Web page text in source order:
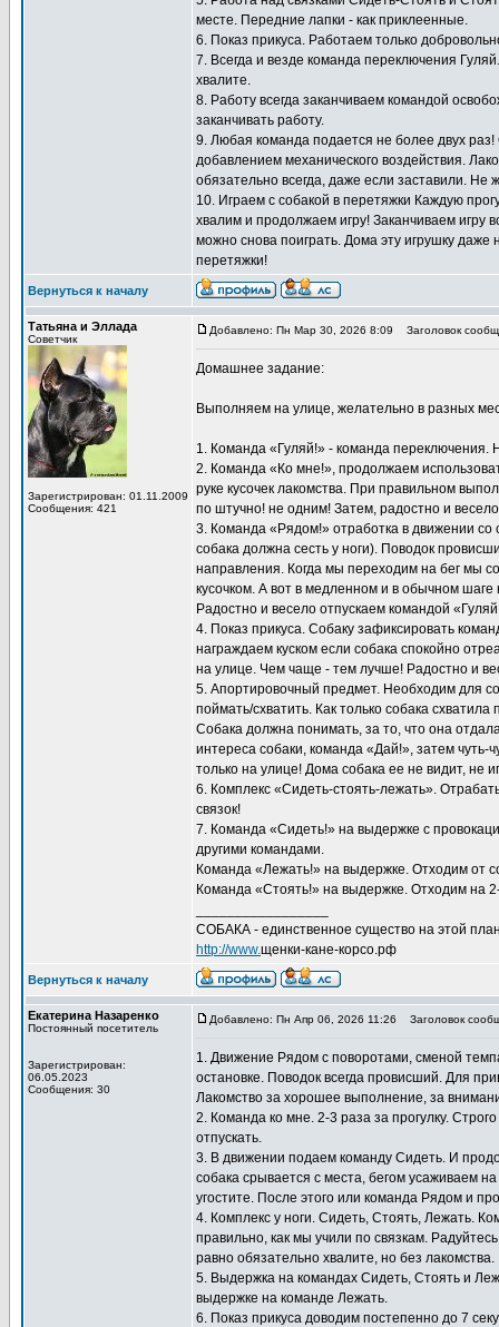
месте. Передние лапки - как приклеенные.
6. Показ прикуса. Работаем только
7. Всегда и везде команда переключения
хвалите.
8. Работу всегда заканчиваем командой
заканчивать работу.
9. Любая команда подается не более двух
добавлением механического воздействия.
обязательно всегда, даже если заставили. Не
10. Играем с собакой в перетяжки Каждую
хвалим и продолжаем игру! Заканчиваем игру
можно снова поиграть. Дома эту игрушку даже
перетяжки!
Вернуться к началу
Татьяна и Эллада
Советчик
Зарегистрирован: 01.11.2009
Сообщения: 421
Добавлено: Пн Мар 30, 2026 8:09 Заголовок
Домашнее задание:
Выполняем на улице, желательно в разных
1. Команда «Гуляй!» - команда
2. Команда «Ко мне!», продолжаем
руке кусочек лакомства. При правильном
по штучно! не одним! Затем, радостно и
3. Команда «Рядом!» отработка в движении
собака должна сесть у ноги). Поводок
направления. Когда мы переходим на бег мы
кусочком. А вот в медленном и в обычном
Радостно и весело отпускаем командой
4. Показ прикуса. Собаку зафиксировать
награждаем куском если собака спокойно
на улице. Чем чаще - тем лучше! Радостно и
5. Апортировочный предмет. Необходим для
поймать/схватить. Как только собака
Собака должна понимать, за то, что она
интереса собаки, команда «Дай!», затем
только на улице! Дома собака ее не видит, не
6. Комплекс «Сидеть-стоять-лежать».
связок!
7. Команда «Сидеть!» на выдержке с
другими командами.
Команда «Лежать!» на выдержке. Отходим от
Команда «Стоять!» на выдержке. Отходим на
СОБАКА - единственное существо на этой
http://www.щенки-кане-корсо.рф
Вернуться к началу
Екатерина Назаренко
Постоянный посетитель
Зарегистрирован:
06.05.2023
Сообщения: 30
Добавлено: Пн Апр 06, 2026 11:26 Заголовок
1. Движение Рядом с поворотами, сменой
остановке. Поводок всегда провисший. Для
Лакомство за хорошее выполнение, за
2. Команда ко мне. 2-3 раза за прогулку.
отпускать.
3. В движении подаем команду Сидеть. И
собака срывается с места, бегом усаживаем
угостите. После этого или команда Рядом и
4. Комплекс у ноги. Сидеть, Стоять, Лежать.
правильно, как мы учили по связкам.
равно обязательно хвалите, но без лакомства.
5. Выдержка на командах Сидеть, Стоять и
выдержке на команде Лежать.
6. Показ прикуса доводим постепенно до 7